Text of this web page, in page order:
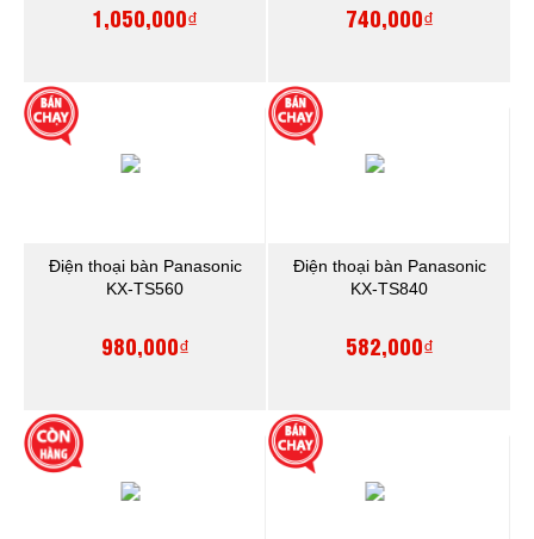
1,050,000₫ 740,000₫
Điện thoại bàn Panasonic
KX-TS560
980,000₫
Điện thoại bàn Panasonic
KX-TS840
582,000₫